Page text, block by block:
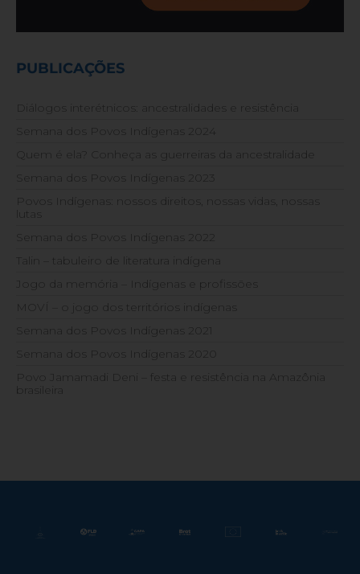
PUBLICAÇÕES
Diálogos interétnicos: ancestralidades e resistência
Semana dos Povos Indígenas 2024
Quem é ela? Conheça as guerreiras da ancestralidade
Semana dos Povos Indígenas 2023
Povos Indígenas: nossos direitos, nossas vidas, nossas
lutas
Semana dos Povos Indígenas 2022
Talin – tabuleiro de literatura indígena
Jogo da memória – Indígenas e profissões
MOVÍ – o jogo dos territórios indígenas
Semana dos Povos Indígenas 2021
Semana dos Povos Indígenas 2020
Povo Jamamadi Deni – festa e resistência na Amazônia
brasileira